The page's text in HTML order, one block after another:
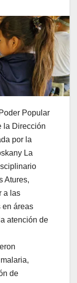
Popular
la Dirección
por la
La
Atures,
a las
en áreas
atención de
de